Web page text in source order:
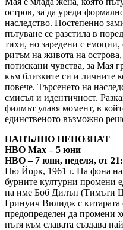
остров, за да уреди
наследство. Постепенно
пътуване се разстила в
тихи, но заредени с
ритъм на живота на
потискани чувства, за Мая
към близките си и личните
повече. Търсенето на
смисъл и идентичност.
филмът улавя момент, в
единственото възможно
НАПЪЛНО НЕПОЗНАТ
HBO Max – 5 юни
HBO – 7 юни, неделя, от
Ню Йорк, 1961 г. На фона
бурните културни промени
на име Боб Дилън (Тимъти
Гринуич Вилидж с
предопределен да промени
пътя към славата създава